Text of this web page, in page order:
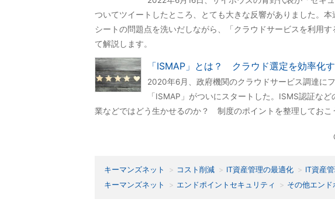
ついてツイートしたところ、とても大きな反響がありました。
シートの問題点を洗いだしながら、「クラウドサービスを利用
て解説します。
「ISMAP」とは？ クラウド選定を効率化
2020年6月、政府機関のクラウドサービス調達に
「ISMAP」がついにスタートした。ISMS認証な
業などではどう生かせるのか？ 制度のポイントを整理しておこ
キーマンズネット コスト削減 IT資産管理の最適化 IT資産
キーマンズネット
エンドポイントセキュリティ その他エン